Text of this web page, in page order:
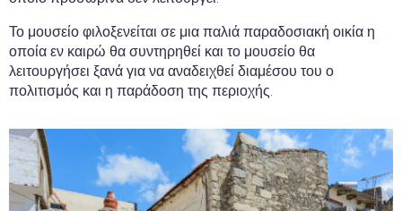
Το μουσείο φιλοξενείται σε μια παλιά παραδοσιακή οικία η
οποία εν καιρώ θα συντηρηθεί και το μουσείο θα
λειτουργήσει ξανά για να αναδειχθεί διαμέσου του ο
πολιτισμός και η παράδοση της περιοχής.